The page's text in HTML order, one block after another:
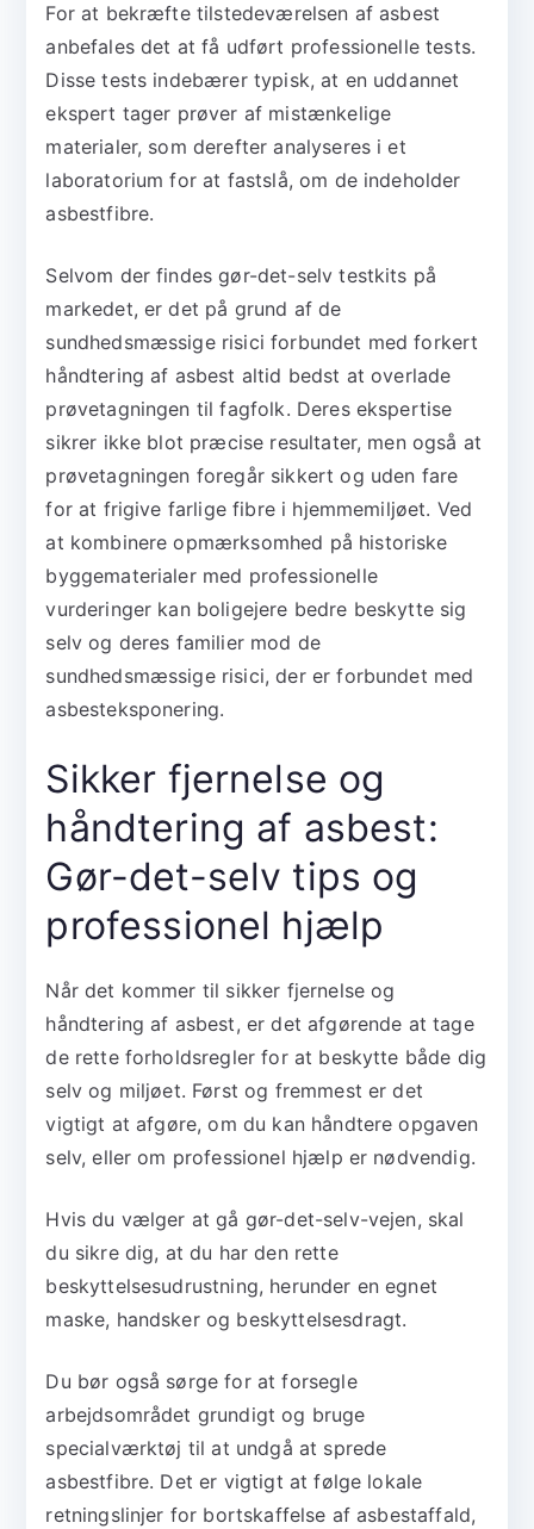
For at bekræfte tilstedeværelsen af asbest
anbefales det at få udført professionelle tests.
Disse tests indebærer typisk, at en uddannet
ekspert tager prøver af mistænkelige
materialer, som derefter analyseres i et
laboratorium for at fastslå, om de indeholder
asbestfibre.
Selvom der findes gør-det-selv testkits på
markedet, er det på grund af de
sundhedsmæssige risici forbundet med forkert
håndtering af asbest altid bedst at overlade
prøvetagningen til fagfolk. Deres ekspertise
sikrer ikke blot præcise resultater, men også at
prøvetagningen foregår sikkert og uden fare
for at frigive farlige fibre i hjemmemiljøet. Ved
at kombinere opmærksomhed på historiske
byggematerialer med professionelle
vurderinger kan boligejere bedre beskytte sig
selv og deres familier mod de
sundhedsmæssige risici, der er forbundet med
asbesteksponering.
Sikker fjernelse og
håndtering af asbest:
Gør-det-selv tips og
professionel hjælp
Når det kommer til sikker fjernelse og
håndtering af asbest, er det afgørende at tage
de rette forholdsregler for at beskytte både dig
selv og miljøet. Først og fremmest er det
vigtigt at afgøre, om du kan håndtere opgaven
selv, eller om professionel hjælp er nødvendig.
Hvis du vælger at gå gør-det-selv-vejen, skal
du sikre dig, at du har den rette
beskyttelsesudrustning, herunder en egnet
maske, handsker og beskyttelsesdragt.
Du bør også sørge for at forsegle
arbejdsområdet grundigt og bruge
specialværktøj til at undgå at sprede
asbestfibre. Det er vigtigt at følge lokale
retningslinjer for bortskaffelse af asbestaffald,